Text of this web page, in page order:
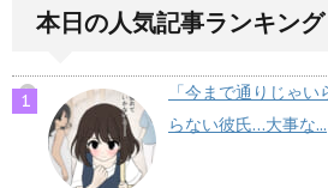
本日の人気記事ランキング
「今まで通りじゃ
らない彼氏…大事な...